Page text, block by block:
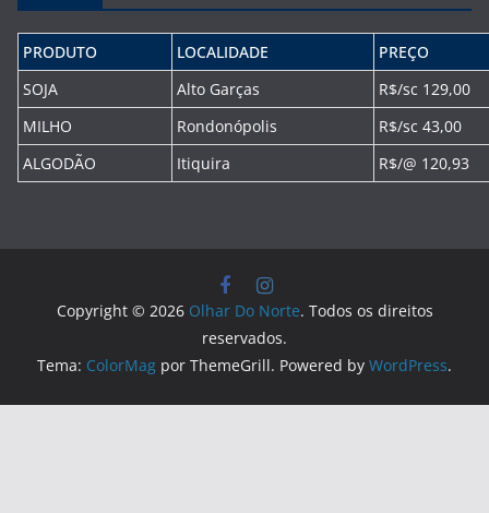
PRODUTO LOCALIDADE
PREÇO
SOJA
Alto Garças
R$/sc 129,00
MILHO
Rondonópolis
R$/sc 43,00
ALGODÃO
Itiquira R$/@ 120,93
Copyright © 2026 Olhar Do Norte. Todos os direitos
reservados.
Tema: ColorMag por ThemeGrill. Powered by WordPress.